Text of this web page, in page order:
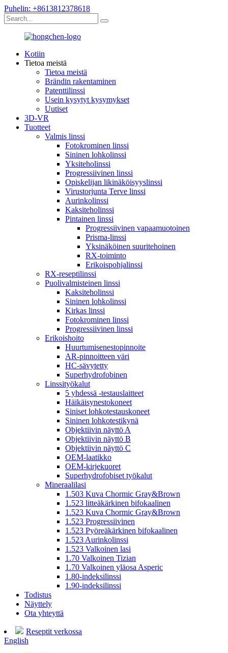
Puhelin: +8613812378618
Kotiin
Tietoa meistä
Tietoa meistä
Brändin rakentaminen
Patenttilinssi
Usein kysytyt kysymykset
Uutiset
3D-VR
Tuotteet
Valmis linssi
Fotokrominen linssi
Sininen lohkolinssi
Yksiteholinssi
Progressiivinen linssi
Opiskelijan likinäköisyyslinssi
Virustorjunta Terve linssi
Aurinkolinssi
Kaksiteholinssi
Pintainen linssi
Progressiivinen vapaamuotoinen
Prisma-linssi
Yksinäköinen suuritehoinen
RX-toiminto
Erikoispohjalinssi
RX-reseptilinssi
Puolivalmisteinen linssi
Kaksiteholinssi
Sininen lohkolinssi
Kirkas linssi
Fotokrominen linssi
Progressiivinen linssi
Erikoishoito
Huurtumisenestopinnoite
AR-pinnoitteen väri
HC-sävytetty
Superhydrofobinen
Linssityökalut
5 yhdessä -testauslaitteet
Häikäisynestokoneet
Siniset lohkotestauskoneet
Sininen lohkotestikynä
Objektiivin näyttö A
Objektiivin näyttö B
Objektiivin näyttö C
OEM-laatikko
OEM-kirjekuoret
Superhydrofobiset työkalut
Mineraalilasi
1.503 Kuva Chormic Gray&Brown
1.523 litteäkärkinen bifokaalinen
1.523 Kuva Chormic Gray&Brown
1.523 Progressiivinen
1.523 Pyöreäkärkinen bifokaalinen
1.523 Aurinkolinssi
1.523 Valkoinen lasi
1.70 Valkoinen Tizian
1.70 Valkoinen yläosa Asperic
1.80-indeksilinssi
1.90-indeksilinssi
Todistus
Näyttely
Ota yhteyttä
Reseptit verkossa
English